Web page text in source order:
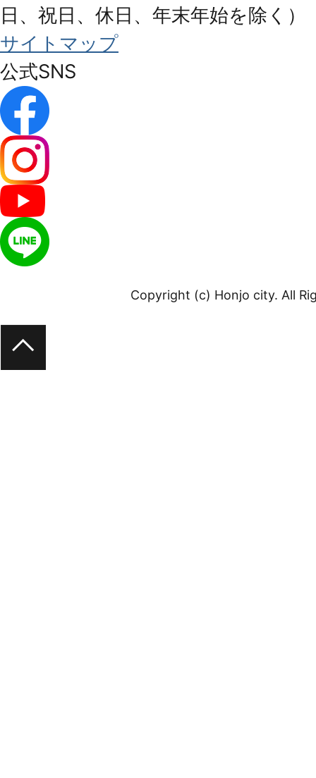
日、祝日、休日、年末年始を除く）
サイトマップ
公式SNS
Copyright (c) Honjo city. All